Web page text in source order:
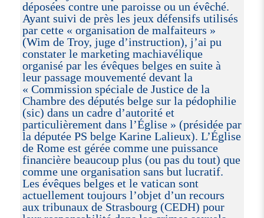
déposées contre une paroisse ou un évêché.
Ayant suivi de près les jeux défensifs utilisés
par cette « organisation de malfaiteurs »
(Wim de Troy, juge d’instruction), j’ai pu
constater le marketing machiavélique
organisé par les évêques belges en suite à
leur passage mouvementé devant la
« Commission spéciale de Justice de la
Chambre des députés belge sur la pédophilie
(sic) dans un cadre d’autorité et
particulièrement dans l’Église » (présidée par
la députée PS belge Karine Lalieux). L’Église
de Rome est gérée comme une puissance
financière beaucoup plus (ou pas du tout) que
comme une organisation sans but lucratif.
Les évêques belges et le vatican sont
actuellement toujours l’objet d’un recours
aux tribunaux de Strasbourg (CEDH) pour